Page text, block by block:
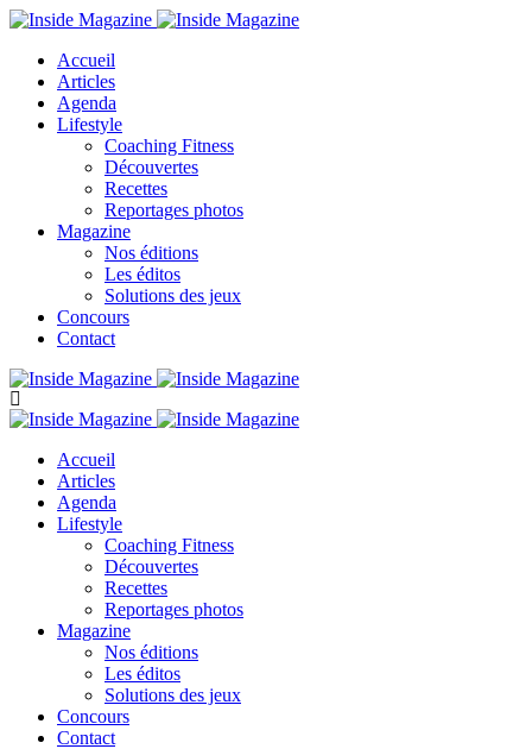
Accueil
Articles
Agenda
Lifestyle
Coaching Fitness
Découvertes
Recettes
Reportages photos
Magazine
Nos éditions
Les éditos
Solutions des jeux
Concours
Contact
Accueil
Articles
Agenda
Lifestyle
Coaching Fitness
Découvertes
Recettes
Reportages photos
Magazine
Nos éditions
Les éditos
Solutions des jeux
Concours
Contact